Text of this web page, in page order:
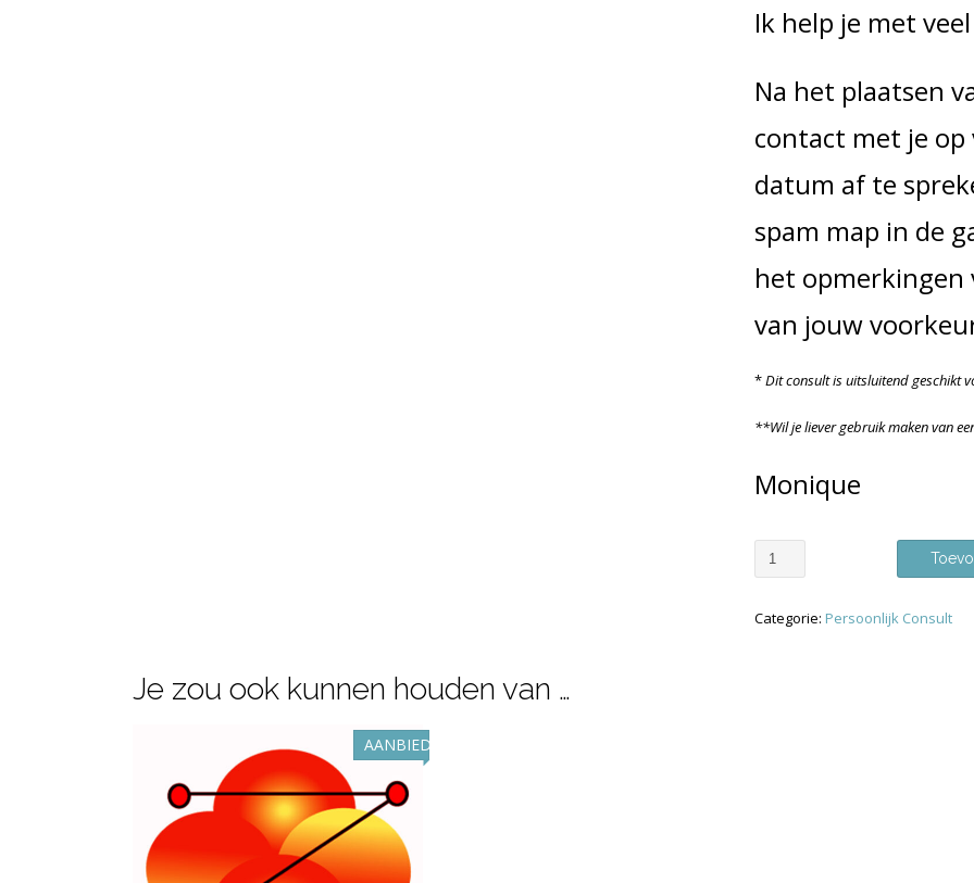
Ik help je met
Na het plaatsen
contact met je op
datum af te
spam map in de
het opmerkingen
van jouw
*Dit consult is uitsluitend geschikt
**Wil je liever gebruik maken van
Monique
Persoonlijke
begeleiding
Categorie: Persoonlijk Consult
Je zou ook kunnen houden van …
AANBIEDING!